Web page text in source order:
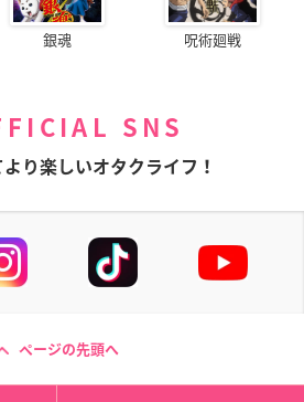
銀魂 呪術廻戦
SNS
り楽しいオタクライフ！
ページの先頭へ